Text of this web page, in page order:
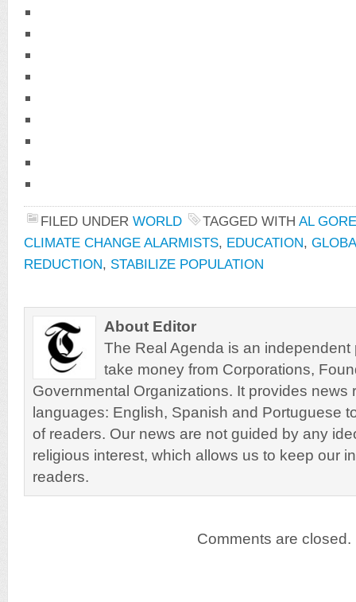
FILED UNDER WORLD TAGGED WITH AL GORE
CLIMATE CHANGE ALARMISTS, EDUCATION,
REDUCTION, STABILIZE POPULATION
About Editor
The Real Agenda is an
take money from Corporations,
Governmental Organizations. It provides news
languages: English, Spanish and Portuguese
of readers. Our news are not guided by any
religious interest, which allows us to keep our
readers.
Comments are closed.